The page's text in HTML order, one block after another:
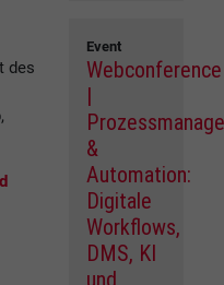
des
Event
Webconference
|
&
Automation:
Digitale
Workflows,
DMS, KI
und